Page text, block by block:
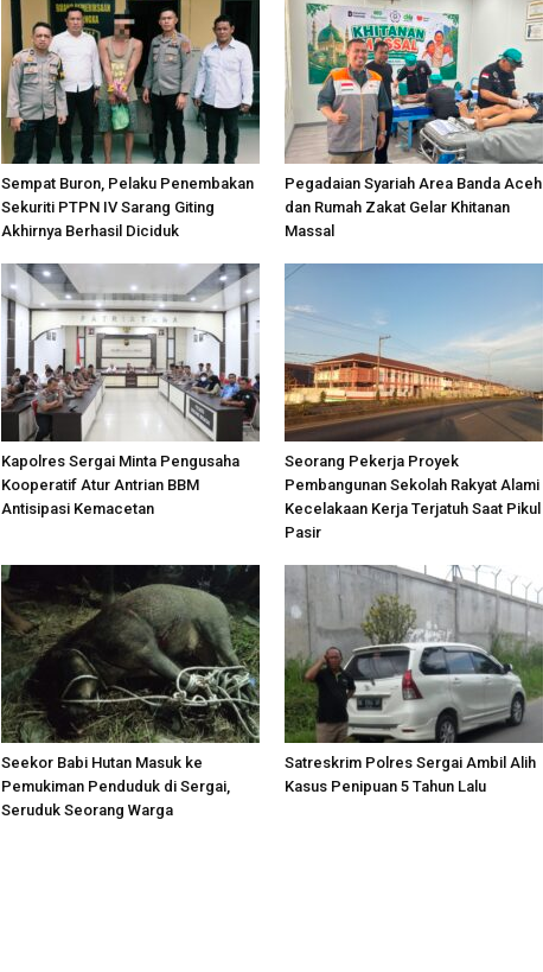
Sempat Buron, Pelaku Penembakan
Sekuriti PTPN IV Sarang Giting
Akhirnya Berhasil Diciduk
Pegadaian Syariah Area Banda Aceh
dan Rumah Zakat Gelar Khitanan
Massal
Kapolres Sergai Minta Pengusaha
Kooperatif Atur Antrian BBM
Antisipasi Kemacetan
Seorang Pekerja Proyek
Pembangunan Sekolah Rakyat Alami
Kecelakaan Kerja Terjatuh Saat Pikul
Pasir
Seekor Babi Hutan Masuk ke
Pemukiman Penduduk di Sergai,
Seruduk Seorang Warga
Satreskrim Polres Sergai Ambil Alih
Kasus Penipuan 5 Tahun Lalu